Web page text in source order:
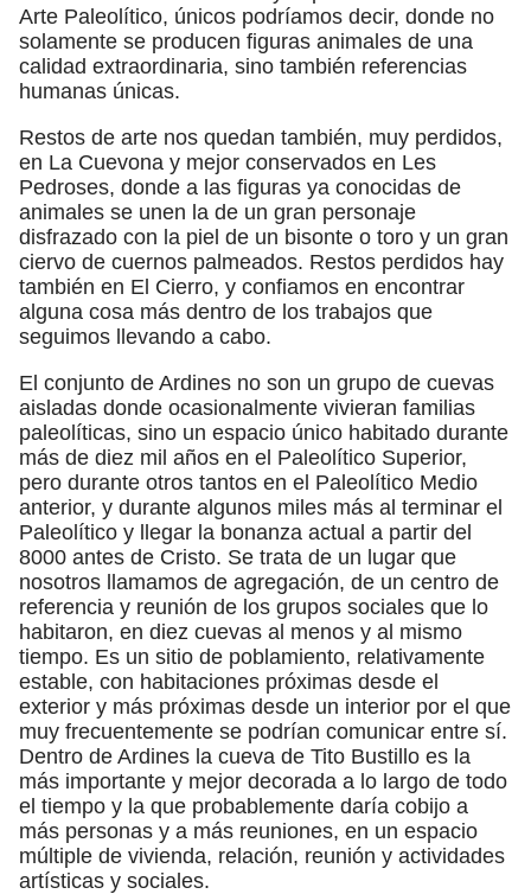
Arte Paleolítico, únicos podríamos decir, donde no
solamente se producen figuras animales de una
calidad extraordinaria, sino también referencias
humanas únicas.
Restos de arte nos quedan también, muy perdidos,
en La Cuevona y mejor conservados en Les
Pedroses, donde a las figuras ya conocidas de
animales se unen la de un gran personaje
disfrazado con la piel de un bisonte o toro y un gran
ciervo de cuernos palmeados. Restos perdidos hay
también en El Cierro, y confiamos en encontrar
alguna cosa más dentro de los trabajos que
seguimos llevando a cabo.
El conjunto de Ardines no son un grupo de cuevas
aisladas donde ocasionalmente vivieran familias
paleolíticas, sino un espacio único habitado durante
más de diez mil años en el Paleolítico Superior,
pero durante otros tantos en el Paleolítico Medio
anterior, y durante algunos miles más al terminar el
Paleolítico y llegar la bonanza actual a partir del
8000 antes de Cristo. Se trata de un lugar que
nosotros llamamos de agregación, de un centro de
referencia y reunión de los grupos sociales que lo
habitaron, en diez cuevas al menos y al mismo
tiempo. Es un sitio de poblamiento, relativamente
estable, con habitaciones próximas desde el
exterior y más próximas desde un interior por el que
muy frecuentemente se podrían comunicar entre sí.
Dentro de Ardines la cueva de Tito Bustillo es la
más importante y mejor decorada a lo largo de todo
el tiempo y la que probablemente daría cobijo a
más personas y a más reuniones, en un espacio
múltiple de vivienda, relación, reunión y actividades
artísticas y sociales.